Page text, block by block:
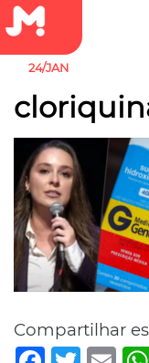
24/JAN
Compartilhar
Facebook
Twitter